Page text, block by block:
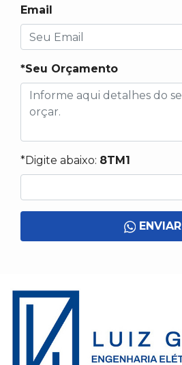
Email
*Seu Orçamento
*Digite abaixo: 8TM1
ENVIAR